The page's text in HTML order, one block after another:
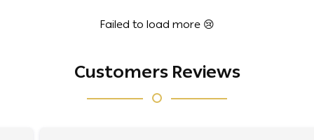
Failed to load more 😢
Customers Reviews